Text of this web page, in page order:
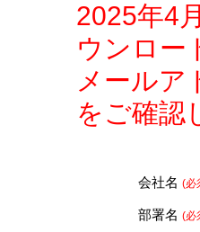
2025年4
ウンロー
メールア
をご確認
会社名 (必
部署名 (必